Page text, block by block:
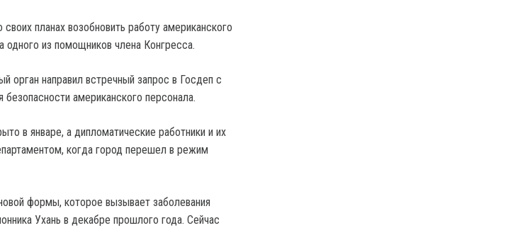
планах возобновить работу американского
одного из помощников члена Конгресса.
орган направил встречный запрос в Госдеп с
американского персонала.
в январе, а дипломатические работники и их
когда город перешел в режим
формы, которое вызывает заболевания
Ухань в декабре прошлого года. Сейчас